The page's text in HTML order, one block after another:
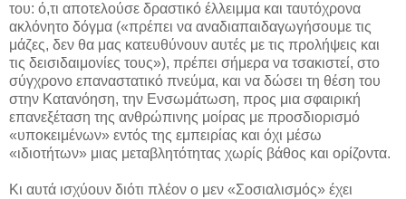
του: ό,τι αποτελούσε δραστικό έλλειμμα και ταυτόχρονα
ακλόνητο δόγμα («πρέπει να αναδιαπαιδαγωγήσουμε τις
μάζες, δεν θα μας κατευθύνουν αυτές με τις προλήψεις και
τις δεισιδαιμονίες τους»), πρέπει σήμερα να τσακιστεί, στο
σύγχρονο επαναστατικό πνεύμα, και να δώσει τη θέση του
στην Κατανόηση, την Ενσωμάτωση, προς μια σφαιρική
επανεξέταση της ανθρώπινης μοίρας με προσδιορισμό
«υποκειμένων» εντός της εμπειρίας και όχι μέσω
«ιδιοτήτων» μιας μεταβλητότητας χωρίς βάθος και ορίζοντα.
Κι αυτά ισχύουν διότι πλέον ο μεν «Σοσιαλισμός» έχει